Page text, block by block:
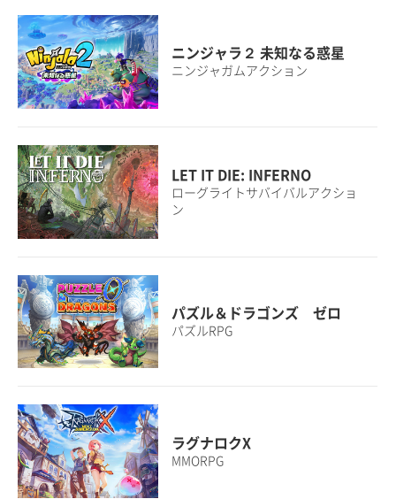
ニンジャラ２ 未知なる惑星
ニンジャガムアクション
LET IT DIE: INFERNO
ローグライトサバイバルアクショ
ン
パズル＆ドラゴンズ ゼロ
パズルRPG
ラグナロクX
MMORPG